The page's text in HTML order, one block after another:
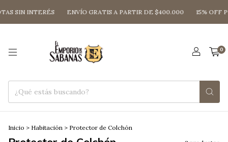
SIN INTERÉS ENVÍO GRATIS A PARTIR DE $400.000 15% OFF
0
Inicio > Habitación > Protector de Colchón